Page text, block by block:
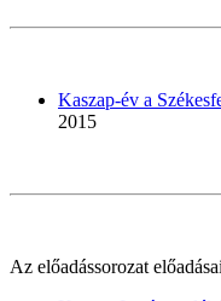
Kaszap-év a
2015
Az előadássorozat